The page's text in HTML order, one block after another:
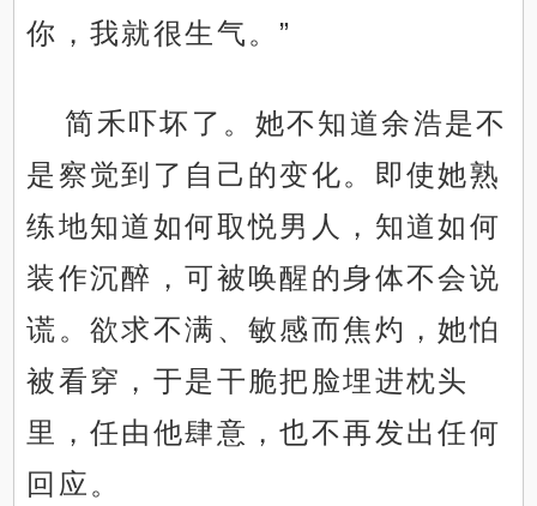
你，我就很生气。”
简禾吓坏了。她不知道余浩是不
是察觉到了自己的变化。即使她熟
练地知道如何取悦男人，知道如何
装作沉醉，可被唤醒的身体不会说
谎。欲求不满、敏感而焦灼，她怕
被看穿，于是干脆把脸埋进枕头
里，任由他肆意，也不再发出任何
回应。